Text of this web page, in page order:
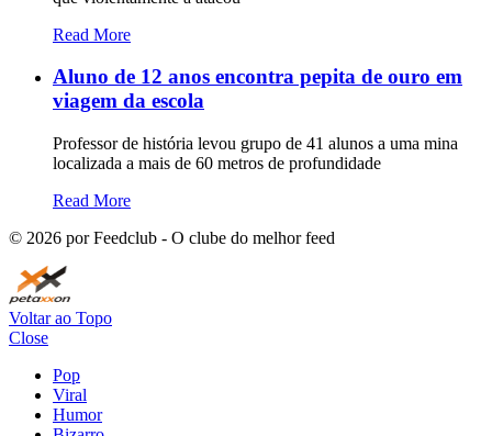
Read More
Aluno de 12 anos encontra pepita de ouro em
viagem da escola
Professor de história levou grupo de 41 alunos a uma mina
localizada a mais de 60 metros de profundidade
Read More
© 2026 por Feedclub - O clube do melhor feed
Voltar ao Topo
Close
Pop
Viral
Humor